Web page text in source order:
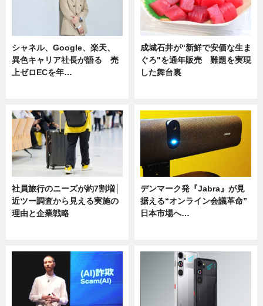
シャネル、Google、楽天、
異色キャリア社長が語る 売
上ゼロECを年…
成城石井が"新鮮で安価な生ま
ぐろ"を通年販売 難題を実現
した舞台裏
社員旅行のニーズが約7割増│
近ツー調査から見える実施の
理由と企業戦略
デンマーク発『Jabra』が見
据える“オンライン会議革命”
日本市場へ…